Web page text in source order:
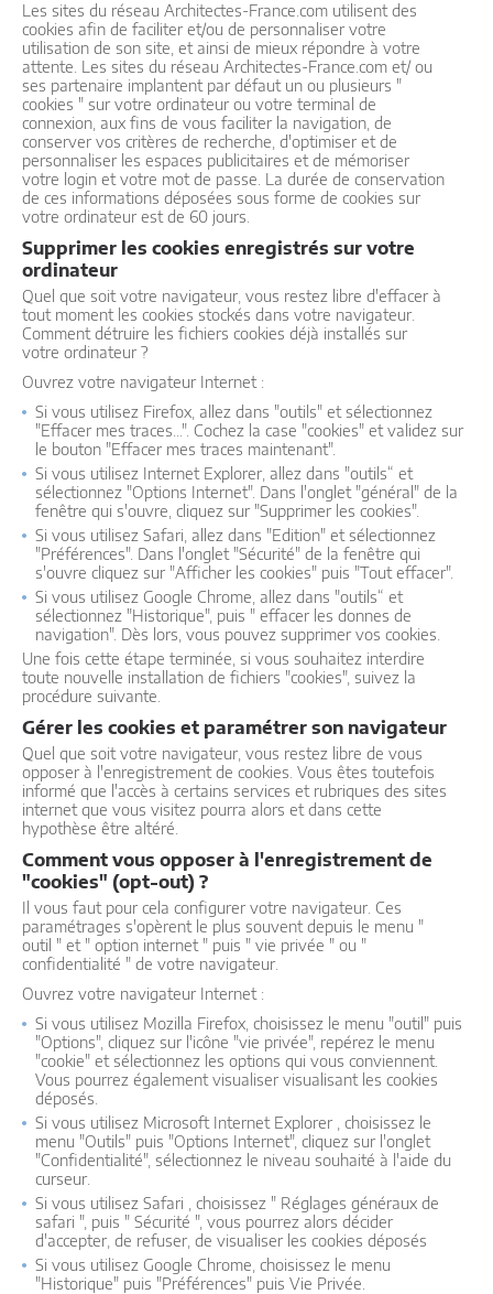
Les sites du réseau Architectes-France.com utilisent des
cookies afin de faciliter et/ou de personnaliser votre
utilisation de son site, et ainsi de mieux répondre à votre
attente. Les sites du réseau Architectes-France.com et/ ou
ses partenaire implantent par défaut un ou plusieurs "
cookies " sur votre ordinateur ou votre terminal de
connexion, aux fins de vous faciliter la navigation, de
conserver vos critères de recherche, d'optimiser et de
personnaliser les espaces publicitaires et de mémoriser
votre login et votre mot de passe. La durée de conservation
de ces informations déposées sous forme de cookies sur
votre ordinateur est de 60 jours.
Supprimer les cookies enregistrés sur votre
ordinateur
Quel que soit votre navigateur, vous restez libre d'effacer à
tout moment les cookies stockés dans votre navigateur.
Comment détruire les fichiers cookies déjà installés sur
votre ordinateur ?
Ouvrez votre navigateur Internet :
Si vous utilisez Firefox, allez dans "outils" et sélectionnez
"Effacer mes traces...". Cochez la case "cookies" et validez sur
le bouton "Effacer mes traces maintenant".
Si vous utilisez Internet Explorer, allez dans "outils“ et
sélectionnez "Options Internet". Dans l'onglet "général" de la
fenêtre qui s'ouvre, cliquez sur "Supprimer les cookies".
Si vous utilisez Safari, allez dans "Edition" et sélectionnez
"Préférences". Dans l'onglet "Sécurité" de la fenêtre qui
s'ouvre cliquez sur "Afficher les cookies" puis "Tout effacer".
Si vous utilisez Google Chrome, allez dans "outils“ et
sélectionnez "Historique", puis " effacer les donnes de
navigation". Dès lors, vous pouvez supprimer vos cookies.
Une fois cette étape terminée, si vous souhaitez interdire
toute nouvelle installation de fichiers "cookies", suivez la
procédure suivante.
Gérer les cookies et paramétrer son navigateur
Quel que soit votre navigateur, vous restez libre de vous
opposer à l'enregistrement de cookies. Vous êtes toutefois
informé que l'accès à certains services et rubriques des sites
internet que vous visitez pourra alors et dans cette
hypothèse être altéré.
Comment vous opposer à l'enregistrement de
"cookies" (opt-out) ?
Il vous faut pour cela configurer votre navigateur. Ces
paramétrages s'opèrent le plus souvent depuis le menu "
outil " et " option internet " puis " vie privée " ou "
confidentialité " de votre navigateur.
Ouvrez votre navigateur Internet :
Si vous utilisez Mozilla Firefox, choisissez le menu "outil" puis
"Options", cliquez sur l'icône "vie privée", repérez le menu
"cookie" et sélectionnez les options qui vous conviennent.
Vous pourrez également visualiser visualisant les cookies
déposés.
Si vous utilisez Microsoft Internet Explorer , choisissez le
menu "Outils" puis "Options Internet", cliquez sur l'onglet
"Confidentialité", sélectionnez le niveau souhaité à l'aide du
curseur.
Si vous utilisez Safari , choisissez " Réglages généraux de
safari ", puis " Sécurité ", vous pourrez alors décider
d'accepter, de refuser, de visualiser les cookies déposés
Si vous utilisez Google Chrome, choisissez le menu
"Historique" puis "Préférences" puis Vie Privée.